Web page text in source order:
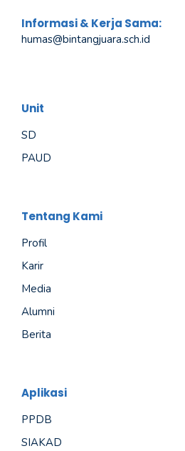
Informasi & Kerja Sama:
humas@bintangjuara.sch.id
Unit
SD
PAUD
Tentang Kami
Profil
Karir
Media
Alumni
Berita
Aplikasi
PPDB
SIAKAD